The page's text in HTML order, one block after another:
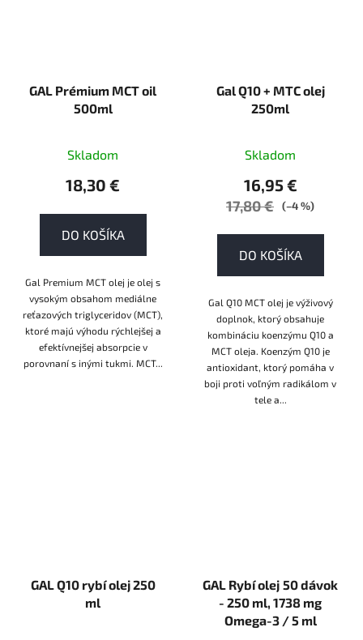
GAL Prémium MCT oil
500ml
Skladom
18,30 €
DO KOŠÍKA
Gal Premium MCT olej je olej s
vysokým obsahom mediálne
reťazových triglyceridov (MCT),
ktoré majú výhodu rýchlejšej a
efektívnejšej absorpcie v
porovnaní s inými tukmi. MCT...
Gal Q10 + MTC olej
250ml
Skladom
16,95 €
17,80 € (–4 %)
DO KOŠÍKA
Gal Q10 MCT olej je výživový
doplnok, ktorý obsahuje
kombináciu koenzýmu Q10 a
MCT oleja. Koenzým Q10 je
antioxidant, ktorý pomáha v
boji proti voľným radikálom v
tele a...
GAL Q10 rybí olej 250
ml
GAL Rybí olej 50 dávok
- 250 ml, 1738 mg
Omega-3 / 5 ml